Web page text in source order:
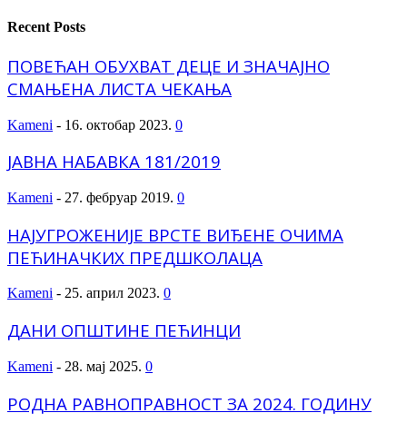
Recent Posts
ПОВЕЋАН ОБУХВАТ ДЕЦЕ И ЗНАЧАЈНО
СМАЊЕНА ЛИСТА ЧЕКАЊА
Kameni - 16. октобар 2023. 0
ЈАВНА НАБАВКА 181/2019
Kameni - 27. фебруар 2019. 0
НАЈУГРОЖЕНИЈЕ ВРСТЕ ВИЂЕНЕ ОЧИМА
ПЕЋИНАЧКИХ ПРЕДШКОЛАЦА
Kameni - 25. април 2023. 0
ДАНИ ОПШТИНЕ ПЕЋИНЦИ
Kameni - 28. мај 2025. 0
РОДНА РАВНОПРАВНОСТ ЗА 2024. ГОДИНУ